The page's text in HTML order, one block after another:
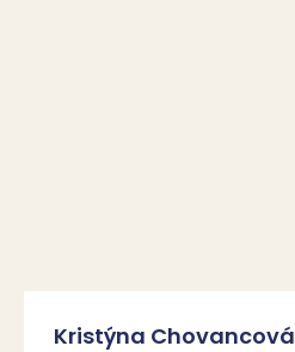
Kristýna Chovancová